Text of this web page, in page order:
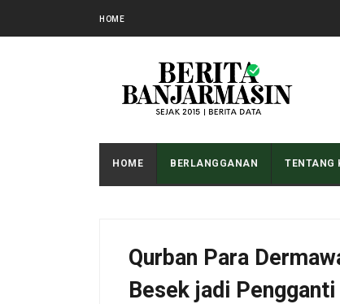
HOME
HOME BERLANGGANAN TENTANG
Qurban Para
Besek jadi